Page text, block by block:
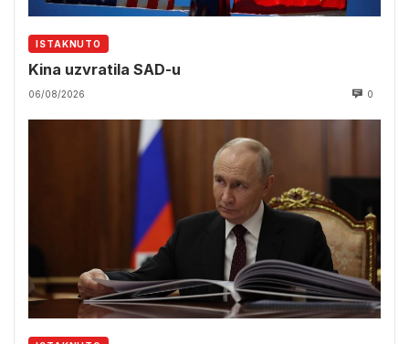
ISTAKNUTO
Kina uzvratila SAD-u
06/08/2026 0